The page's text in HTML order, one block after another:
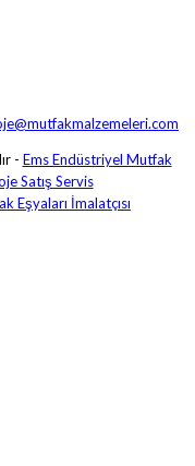
- Ems Endüstriyel Mutfak
Satış Servis